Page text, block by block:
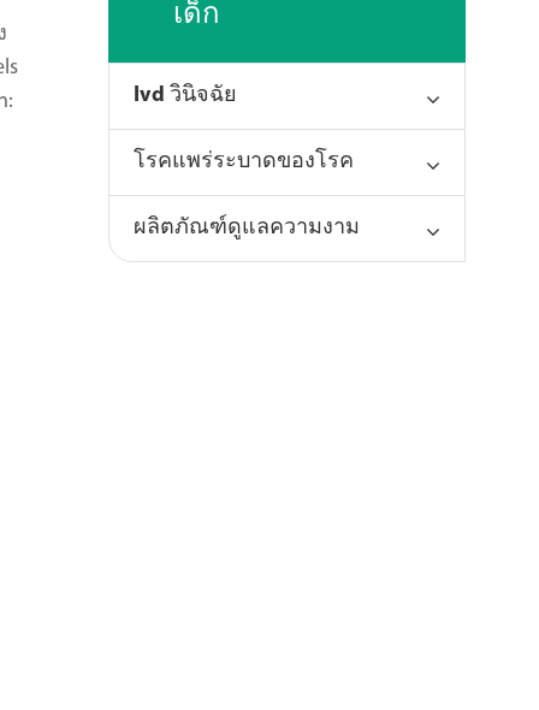
เด็ก
Ivd วินิจฉัย
โรคแพร่ระบาดของโรค
ผลิตภัณฑ์ดูแลความงาม